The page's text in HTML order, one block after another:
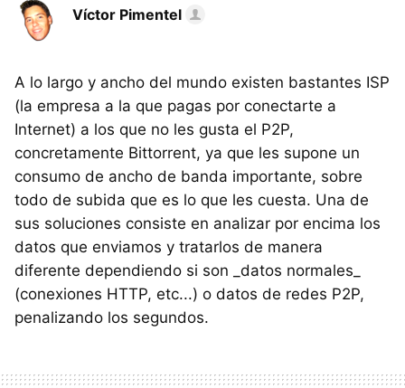
Víctor Pimentel
A lo largo y ancho del mundo existen bastantes ISP
(la empresa a la que pagas por conectarte a
Internet) a los que no les gusta el P2P,
concretamente Bittorrent, ya que les supone un
consumo de ancho de banda importante, sobre
todo de subida que es lo que les cuesta. Una de
sus soluciones consiste en analizar por encima los
datos que enviamos y tratarlos de manera
diferente dependiendo si son _datos normales_
(conexiones HTTP, etc...) o datos de redes P2P,
penalizando los segundos.